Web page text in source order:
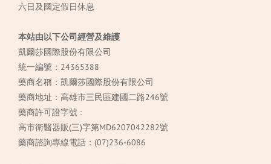
六日及國定假日休息
本站由以下公司經營及維護
凱爾莎國際股份有限公司
統一編號：24365388
藥商名稱：凱爾莎國際股份有限公司
藥商地址：高雄市三民區建國二路246號
藥商許可證字號 :
高市衛醫器販(三)字第MD6207042282號
藥商諮詢專線電話：(07)236-6086